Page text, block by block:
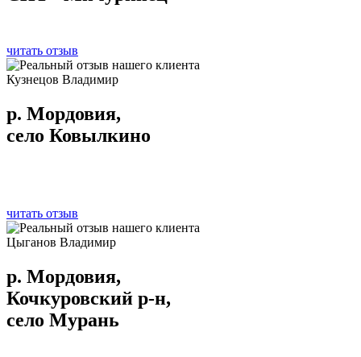
читать отзыв
Кузнецов Владимир
р. Мордовия,
село Ковылкино
читать отзыв
Цыганов Владимир
р. Мордовия,
Кочкуровский р-н,
село Мурань